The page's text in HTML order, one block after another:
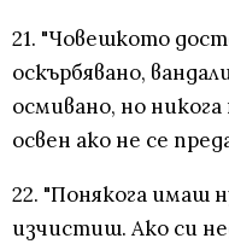
21. "Човешкото
оскърбявано,
осмивано, но
освен ако не се
22. "Понякога имаш
изчистиш. Ако си